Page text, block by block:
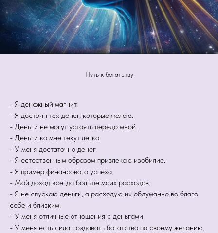
Путь к богатству
- Я денежный магнит.
- Я достоин тех денег, которые желаю.
- Деньги не могут устоять передо мной.
- Деньги ко мне текут легко.
- У меня достаточно денег.
- Я естественным образом привлекаю изобилие.
- Я пример финансового успеха.
- Мой доход всегда больше моих расходов.
- Я не спускаю деньги, а расходую их обдуманно во благо
себе и близким.
- У меня отличные отношения с деньгами.
- У меня есть сила создавать богатство по своему желанию.